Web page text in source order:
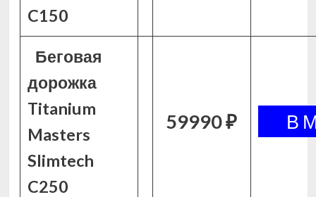
C150
Беговая
дорожка
Titanium
Masters
Slimtech
C250
59990 ₽